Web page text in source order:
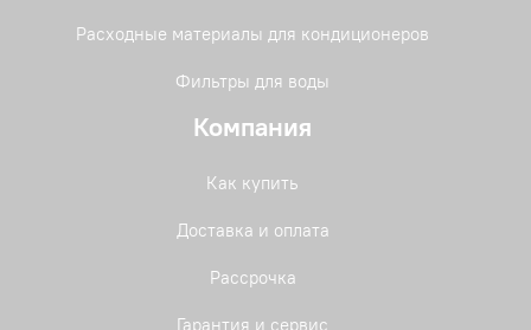
Расходные материалы для кондиционеров
Фильтры для воды
Компания
Как купить
Доставка и оплата
Рассрочка
Гарантия и сервис